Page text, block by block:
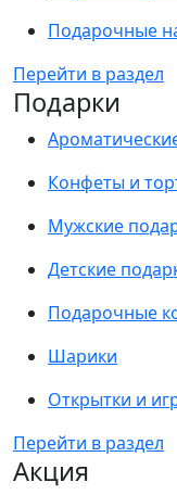
Подарочные
Перейти в раздел
Подарки
Конфеты и
Мужские
Детские
Подарочные
Шарики
Открытки и
Перейти в раздел
Акция